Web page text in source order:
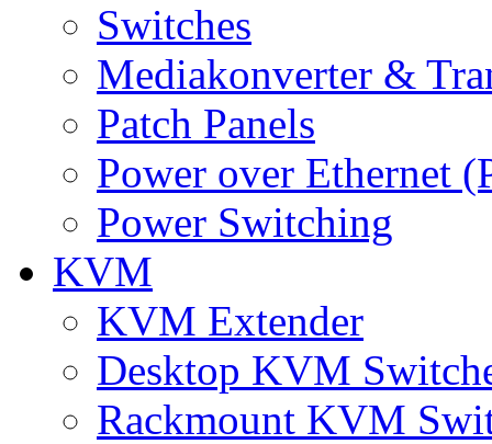
Switches
Mediakonverter &
Patch Panels
Power over Ethernet
Power Switching
KVM
KVM Extender
Desktop KVM
Rackmount KVM